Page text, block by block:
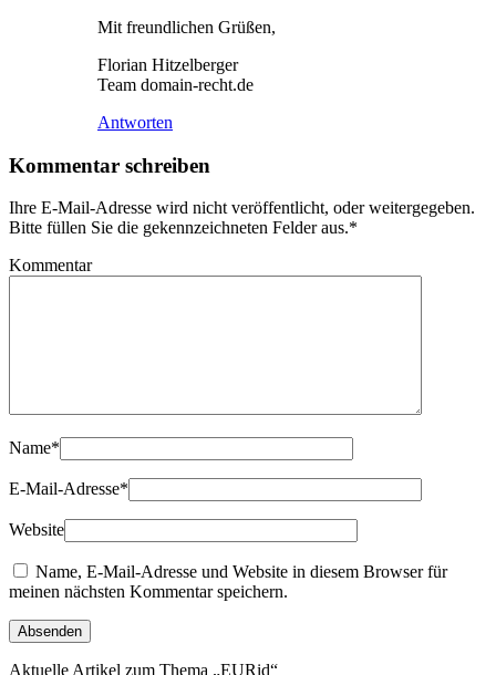
Mit freundlichen Grüßen,
Florian Hitzelberger
Team domain-recht.de
Antworten
Kommentar schreiben
Ihre E-Mail-Adresse wird nicht veröffentlicht, oder weitergegeben.
Bitte füllen Sie die gekennzeichneten Felder aus.*
Kommentar
Name*
E-Mail-Adresse*
Website
Name, E-Mail-Adresse und Website in diesem Browser für
meinen nächsten Kommentar speichern.
Aktuelle Artikel zum Thema „EURid“